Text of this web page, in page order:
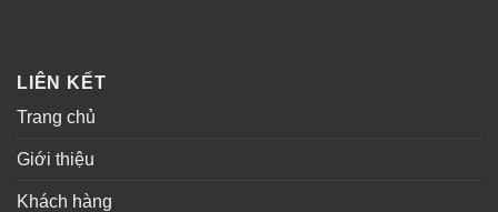
LIÊN KẾT
Trang chủ
Giới thiệu
Khách hàng